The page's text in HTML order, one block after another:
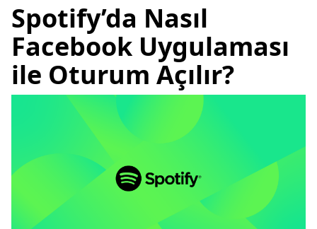
Spotify’da Nasıl
Facebook Uygulaması
ile Oturum Açılır?